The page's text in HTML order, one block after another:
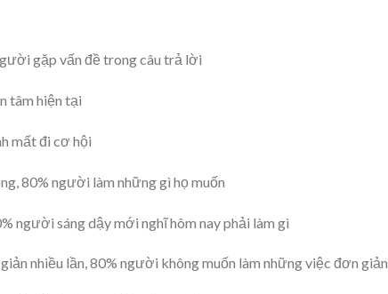
gặp vấn đề trong câu trả lời
tâm hiện tại
mất đi cơ hội
80% người làm những gì họ muốn
người sáng dậy mới nghĩ hôm nay phải làm gì
nhiều lần, 80% người không muốn làm những việc đơn giản